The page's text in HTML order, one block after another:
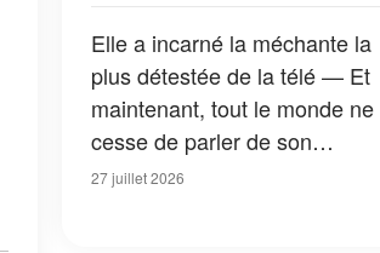
Elle a incarné la méchante la
plus détestée de la télé — Et
maintenant, tout le monde ne
cesse de parler de son
apparition dans la nouvelle
27 juillet 2026